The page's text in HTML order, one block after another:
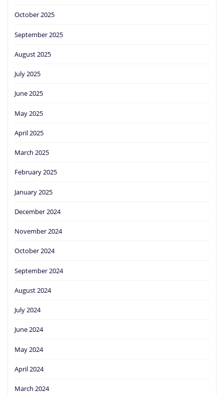
October 2025
September 2025
August 2025
July 2025
June 2025
May 2025
April 2025
March 2025
February 2025
January 2025
December 2024
November 2024
October 2024
September 2024
August 2024
July 2024
June 2024
May 2024
April 2024
March 2024